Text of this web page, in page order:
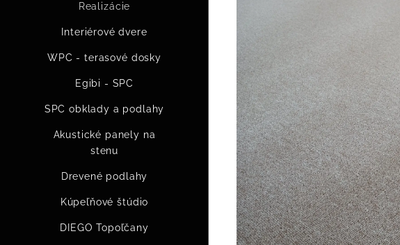
Realizácie
Interiérové dvere
WPC - terasové dosky
Egibi - SPC
SPC obklady a podlahy
Akustické panely na
stenu
Drevené podlahy
Kúpeľňové štúdio
DIEGO Topoľčany